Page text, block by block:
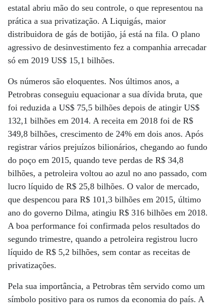
estatal abriu mão do seu controle, o que representou na
prática a sua privatização. A Liquigás, maior
distribuidora de gás de botijão, já está na fila. O plano
agressivo de desinvestimento fez a companhia arrecadar
só em 2019 US$ 15,1 bilhões.
Os números são eloquentes. Nos últimos anos, a
Petrobras conseguiu equacionar a sua dívida bruta, que
foi reduzida a US$ 75,5 bilhões depois de atingir US$
132,1 bilhões em 2014. A receita em 2018 foi de R$
349,8 bilhões, crescimento de 24% em dois anos. Após
registrar vários prejuízos bilionários, chegando ao fundo
do poço em 2015, quando teve perdas de R$ 34,8
bilhões, a petroleira voltou ao azul no ano passado, com
lucro líquido de R$ 25,8 bilhões. O valor de mercado,
que despencou para R$ 101,3 bilhões em 2015, último
ano do governo Dilma, atingiu R$ 316 bilhões em 2018.
A boa performance foi confirmada pelos resultados do
segundo trimestre, quando a petroleira registrou lucro
líquido de R$ 5,2 bilhões, sem contar as receitas de
privatizações.
Pela sua importância, a Petrobras têm servido como um
símbolo positivo para os rumos da economia do país. A